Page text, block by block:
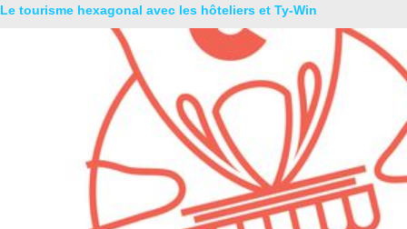
Le tourisme hexagonal avec les hôteliers et Ty-Win